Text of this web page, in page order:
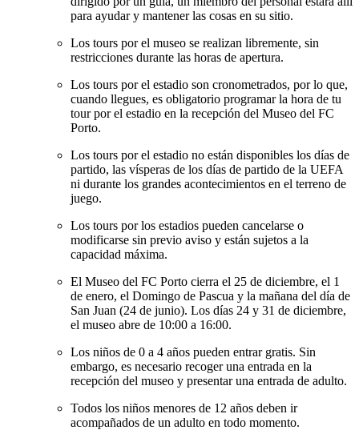
para ayudar y mantener las cosas en su sitio.
Los tours por el museo se realizan libremente, sin
restricciones durante las horas de apertura.
Los tours por el estadio son cronometrados, por lo que,
cuando llegues, es obligatorio programar la hora de tu
tour por el estadio en la recepción del Museo del FC
Porto.
Los tours por el estadio no están disponibles los días de
partido, las vísperas de los días de partido de la UEFA
ni durante los grandes acontecimientos en el terreno de
juego.
Los tours por los estadios pueden cancelarse o
modificarse sin previo aviso y están sujetos a la
capacidad máxima.
El Museo del FC Porto cierra el 25 de diciembre, el 1
de enero, el Domingo de Pascua y la mañana del día de
San Juan (24 de junio). Los días 24 y 31 de diciembre,
el museo abre de 10:00 a 16:00.
Los niños de 0 a 4 años pueden entrar gratis. Sin
embargo, es necesario recoger una entrada en la
recepción del museo y presentar una entrada de adulto.
Todos los niños menores de 12 años deben ir
acompañados de un adulto en todo momento.